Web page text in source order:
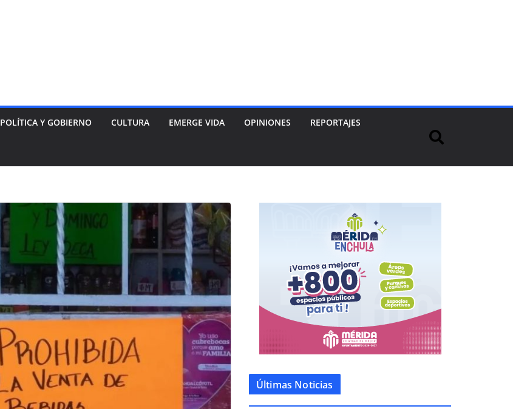
POLÍTICA Y GOBIERNO CULTURA EMERGE VIDA OPINIONES REPORTAJES
Últimas Noticias